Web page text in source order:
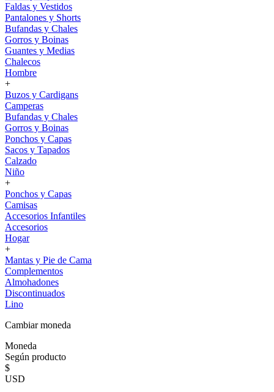
Faldas y Vestidos
Pantalones y Shorts
Bufandas y Chales
Gorros y Boinas
Guantes y Medias
Chalecos
Hombre
+
Buzos y Cardigans
Camperas
Bufandas y Chales
Gorros y Boinas
Ponchos y Capas
Sacos y Tapados
Calzado
Niño
+
Ponchos y Capas
Camisas
Accesorios Infantiles
Accesorios
Hogar
+
Mantas y Pie de Cama
Complementos
Almohadones
Discontinuados
Lino
Cambiar moneda
Moneda
Según producto
$
USD